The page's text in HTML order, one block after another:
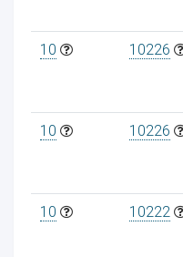
10 10226
10 10226
10 10222